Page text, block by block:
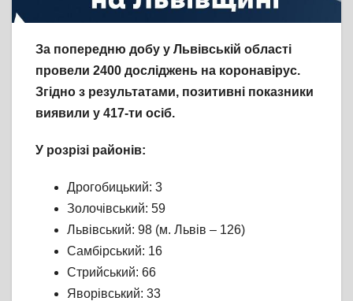
За попередню добу у Львівській області
провели 2400 досліджень на коронавірус.
Згідно з результатами, позитивні показники
виявили у 417-ти осіб.
У розрізі районів:
Дрогобицький: 3
Золочівський: 59
Львівський: 98 (м. Львів – 126)
Самбірський: 16
Стрийський: 66
Яворівський: 33